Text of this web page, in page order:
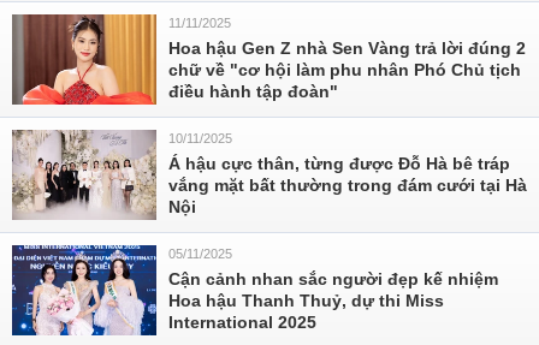
11/11/2025
Hoa hậu Gen Z nhà Sen Vàng trả lời đúng 2
chữ về "cơ hội làm phu nhân Phó Chủ tịch
điều hành tập đoàn"
10/11/2025
Á hậu cực thân, từng được Đỗ Hà bê tráp
vắng mặt bất thường trong đám cưới tại Hà
Nội
05/11/2025
Cận cảnh nhan sắc người đẹp kế nhiệm
Hoa hậu Thanh Thuỷ, dự thi Miss
International 2025